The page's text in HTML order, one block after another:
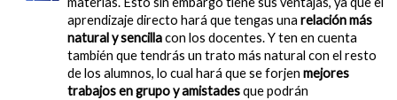
aprendizaje directo hará que tengas una relación más
natural y sencillacon los docentes. Y ten en cuenta
también que tendrás un trato más natural con el resto
de los alumnos, lo cual hará que se forjen mejores
trabajos en grupo y amistadesque podrán